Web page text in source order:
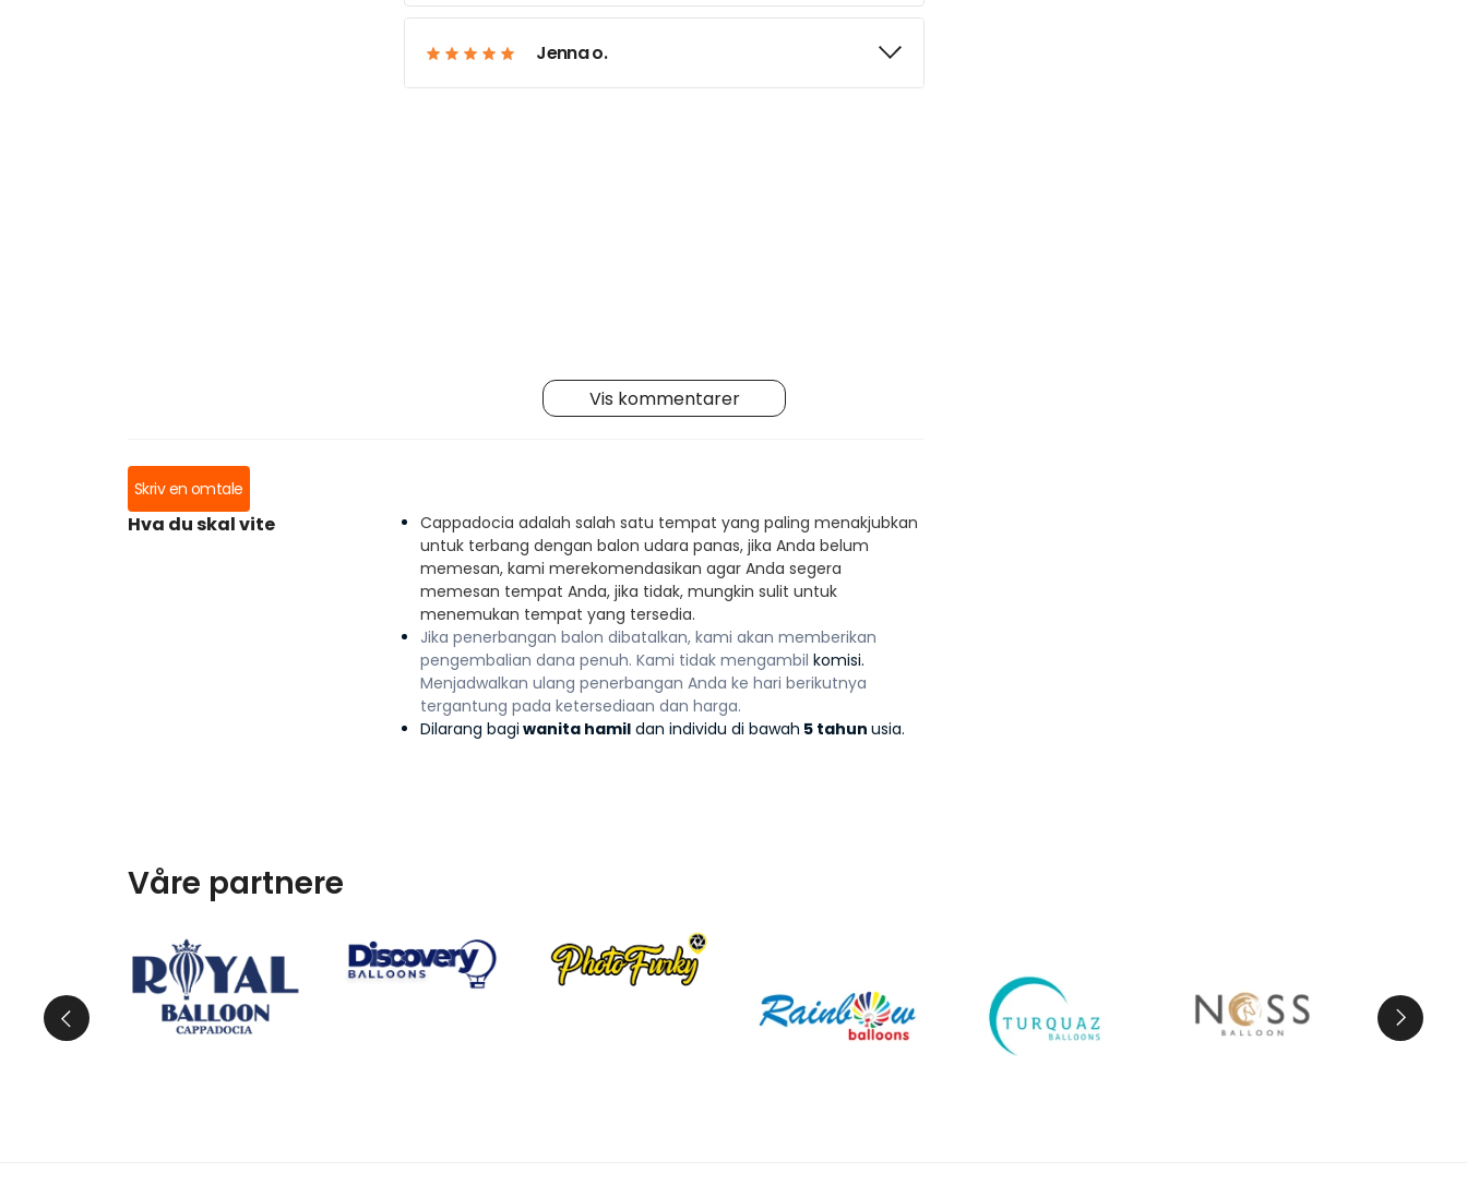
Jenna o.
Vis kommentarer
Skriv en omtale
Hva du skal vite
Cappadocia adalah salah satu tempat yang paling menakjubkan
untuk terbang dengan balon udara panas, jika Anda belum
memesan, kami merekomendasikan agar Anda segera
memesan tempat Anda, jika tidak, mungkin sulit untuk
menemukan tempat yang tersedia.
Jika penerbangan balon dibatalkan, kami akan memberikan
pengembalian dana penuh. Kami tidak mengambilkomisi.
Menjadwalkan ulang penerbangan Anda ke hari berikutnya
tergantung pada ketersediaan dan harga.
Dilarang bagi wanita hamil dan individu di bawah 5 tahunusia.
Våre partnere